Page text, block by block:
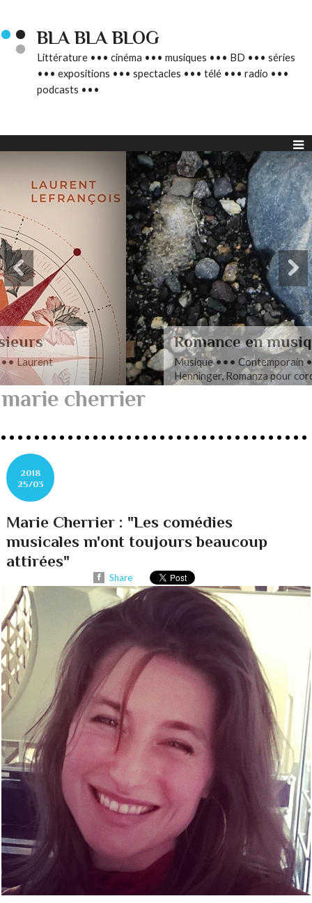
BLA BLA BLOG
Littérature ••• cinéma ••• musiques ••• BD ••• séries
••• expositions ••• spectacles ••• télé ••• radio •••
podcasts •••
Romance en musique
Musique ••• Contemporain ••• Nathan
Henninger, Romanza pour cordes
marie cherrier
2018
25/03
Marie Cherrier : "Les comédies
musicales m'ont toujours beaucoup
attirées"
Share